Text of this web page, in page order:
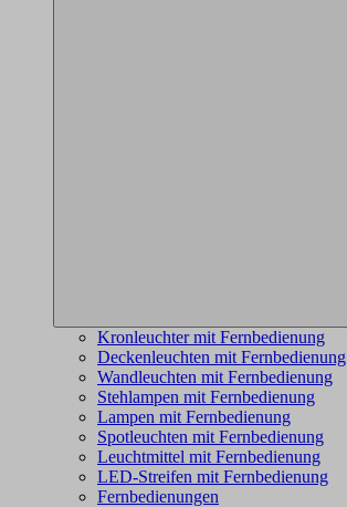
Kronleuchter mit Fernbedienung
Deckenleuchten mit Fernbedienung
Wandleuchten mit Fernbedienung
Stehlampen mit Fernbedienung
Lampen mit Fernbedienung
Spotleuchten mit Fernbedienung
Leuchtmittel mit Fernbedienung
LED-Streifen mit Fernbedienung
Fernbedienungen